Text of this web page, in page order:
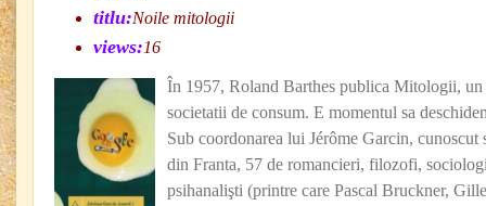
titlu:Noile mitologii
views:16
În 1957, Roland Barthes publica Mitologii,
societatii de consum. E momentul sa
Sub coordonarea lui Jérôme Garcin,
din Franta, 57 de romancieri, filozofi,
psihanalişti (printre care Pascal Bruckner,